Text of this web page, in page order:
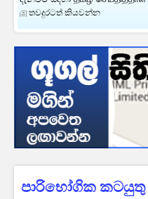
තවදුරටත් කියවන්න
පාරිභෝගික කටයුතු